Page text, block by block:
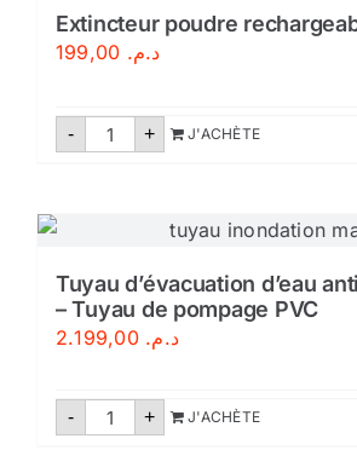
Extincteur poudre
د.م.
- quantité
+ J'ACHÈTE
Tuyau d’évacuation d’eau
– Tuyau de pompage PVC
د.م. 2.199,00
- quantité
+ J'ACHÈTE